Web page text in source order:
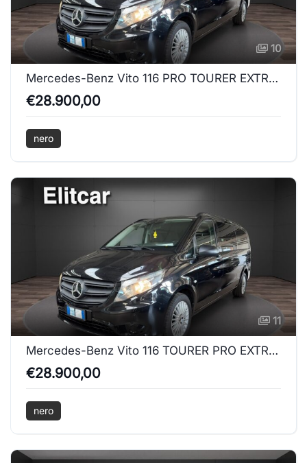
10
Mercedes-Benz Vito 116 PRO TOURER EXTRALONG
€28.900,00
nero
11
Mercedes-Benz Vito 116 TOURER PRO EXTRALONG
€28.900,00
nero